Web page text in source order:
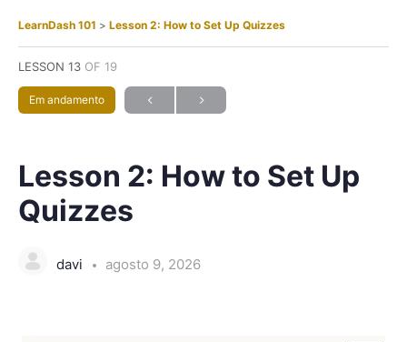
LearnDash 101 Lesson 2: How to Set Up Quizzes
LESSON 13 OF 19
Em andamento
Lesson 2: How to Set Up
Quizzes
davi agosto 9, 2026